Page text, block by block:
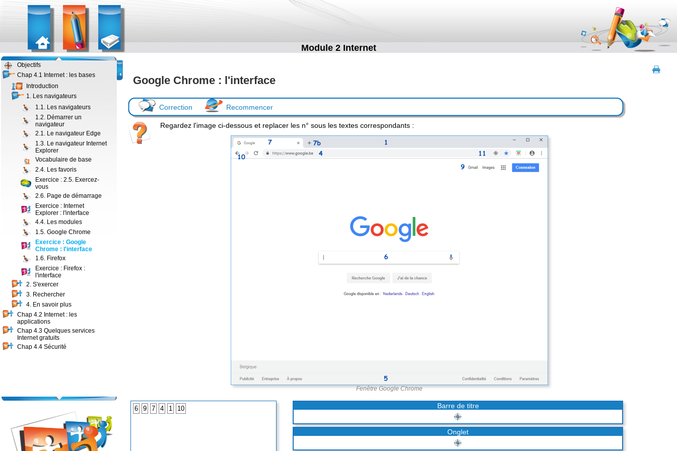
Module 2 Internet
Objectifs
Chap 4.1 Internet : les bases
Introduction
1. Les navigateurs
1.1. Les navigateurs
1.2. Démarrer un
navigateur
2.1. Le navigateur Edge
1.3. Le navigateur Internet
Explorer
Vocabulaire de base
2.4. Les favoris
Exercice : 2.5. Exercez-
vous
2.6. Page de démarrage
Exercice : Internet
Explorer : l'interface
4.4. Les modules
1.5. Google Chrome
Exercice : Google
Chrome : l'interface
1.6. Firefox
Exercice : Firefox :
l'interface
2. S'exercer
3. Rechercher
4. En savoir plus
Chap 4.2 Internet : les
applications
Chap 4.3 Quelques services
Internet gratuits
Chap 4.4 Sécurité
Google Chrome : l'interface
Correction Recommencer
Regardez l'image ci-dessous et replacer les n° sous les textes correspondants :
Fenêtre Google Chrome
6 9 7 4 1 10 Barre de titre
Onglet